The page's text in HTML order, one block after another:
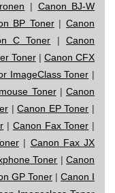
| Canon BJ-W
BP Toner|Canon
C Toner |Canon
Toner| Canon CFX
ImageClass Toner |
Toner| Canon
|Canon EP Toner |
| Canon Fax Toner |
| Canon Fax JX
Toner |Canon
GP Toner | Canon I